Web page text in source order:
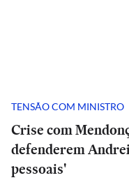
TENSÃO COM MINISTRO
Crise com
defenderem
pessoais'